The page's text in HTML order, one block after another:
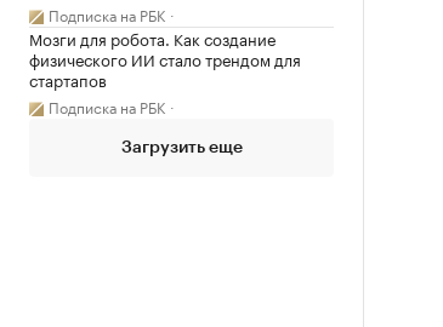
Подписка на РБК
Мозги для робота. Как создание
физического ИИ стало трендом для
стартапов
Подписка на РБК
Загрузить еще